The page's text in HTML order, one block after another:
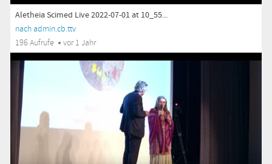
Aletheia Scimed Live 2022-07-01 at 10_55...
nach admin.cb.ttv
196 Aufrufe
vor 1 Jahr